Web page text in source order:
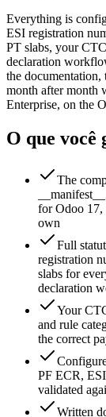
Everything is
ESI registration
PT slabs, your
declaration
the
month after month
Enterprise, on the
O que você
The
for Odoo 17,
own
Full
registration
slabs for
declaration
Your
and rule
the correct
PF ECR,
validated
Written